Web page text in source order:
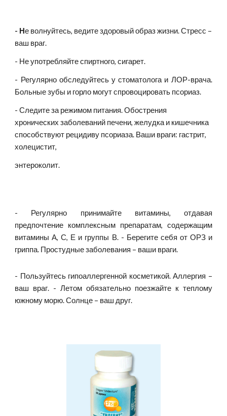
- Не волнуйтесь, ведите здоровый образ жизни. Стресс –
ваш враг.
- Не употребляйте спиртного, сигарет.
- Регулярно обследуйтесь у стоматолога и ЛОР-врача.
Больные зубы и горло могут спровоцировать псориаз.
- Следите за режимом питания. Обострения
хронических заболеваний печени, желудка и кишечника
способствуют рецидиву псориаза. Ваши враги: гастрит,
холецистит,
энтероколит.
- Регулярно принимайте витамины, отдавая
предпочтение комплексным препаратам, содержащим
витамины А, С, Е и группы В. - Берегите себя от ОРЗ и
гриппа. Простудные заболевания – ваши враги.
- Пользуйтесь гипоаллергенной косметикой. Аллергия –
ваш враг. - Летом обязательно поезжайте к теплому
южному морю. Солнце – ваш друг.